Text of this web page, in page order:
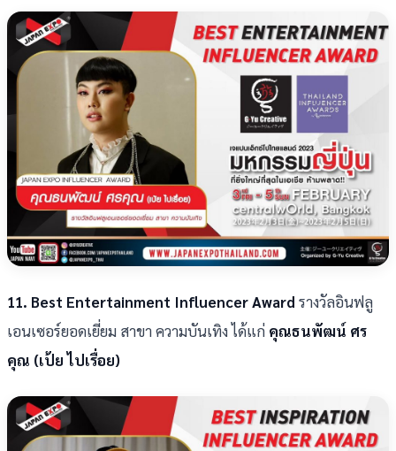
11. Best Entertainment Influencer Award รางวัลอินฟลู
เอนเซอร์ยอดเยี่ยม สาขา ความบันเทิง ได้แก่ คุณธนพัฒน์ ศร
คุณ (เป้ย ไปเรื่อย)